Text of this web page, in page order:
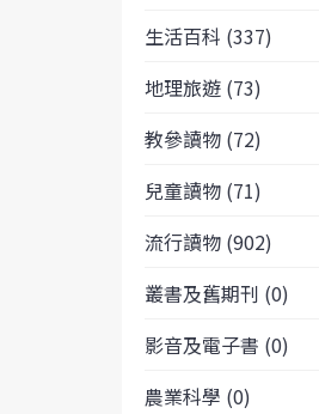
生活百科 (337)
地理旅遊 (73)
教參讀物 (72)
兒童讀物 (71)
流行讀物 (902)
叢書及舊期刊 (0)
影音及電子書 (0)
農業科學 (0)